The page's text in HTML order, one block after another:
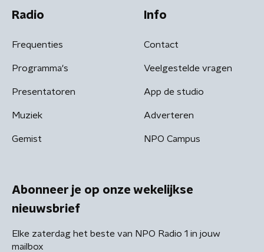
Radio
Frequenties
Programma's
Presentatoren
Muziek
Gemist
Info
Contact
Veelgestelde vragen
App de studio
Adverteren
NPO Campus
Abonneer je op onze wekelijkse
nieuwsbrief
Elke zaterdag het beste van NPO Radio 1 in jouw
mailbox